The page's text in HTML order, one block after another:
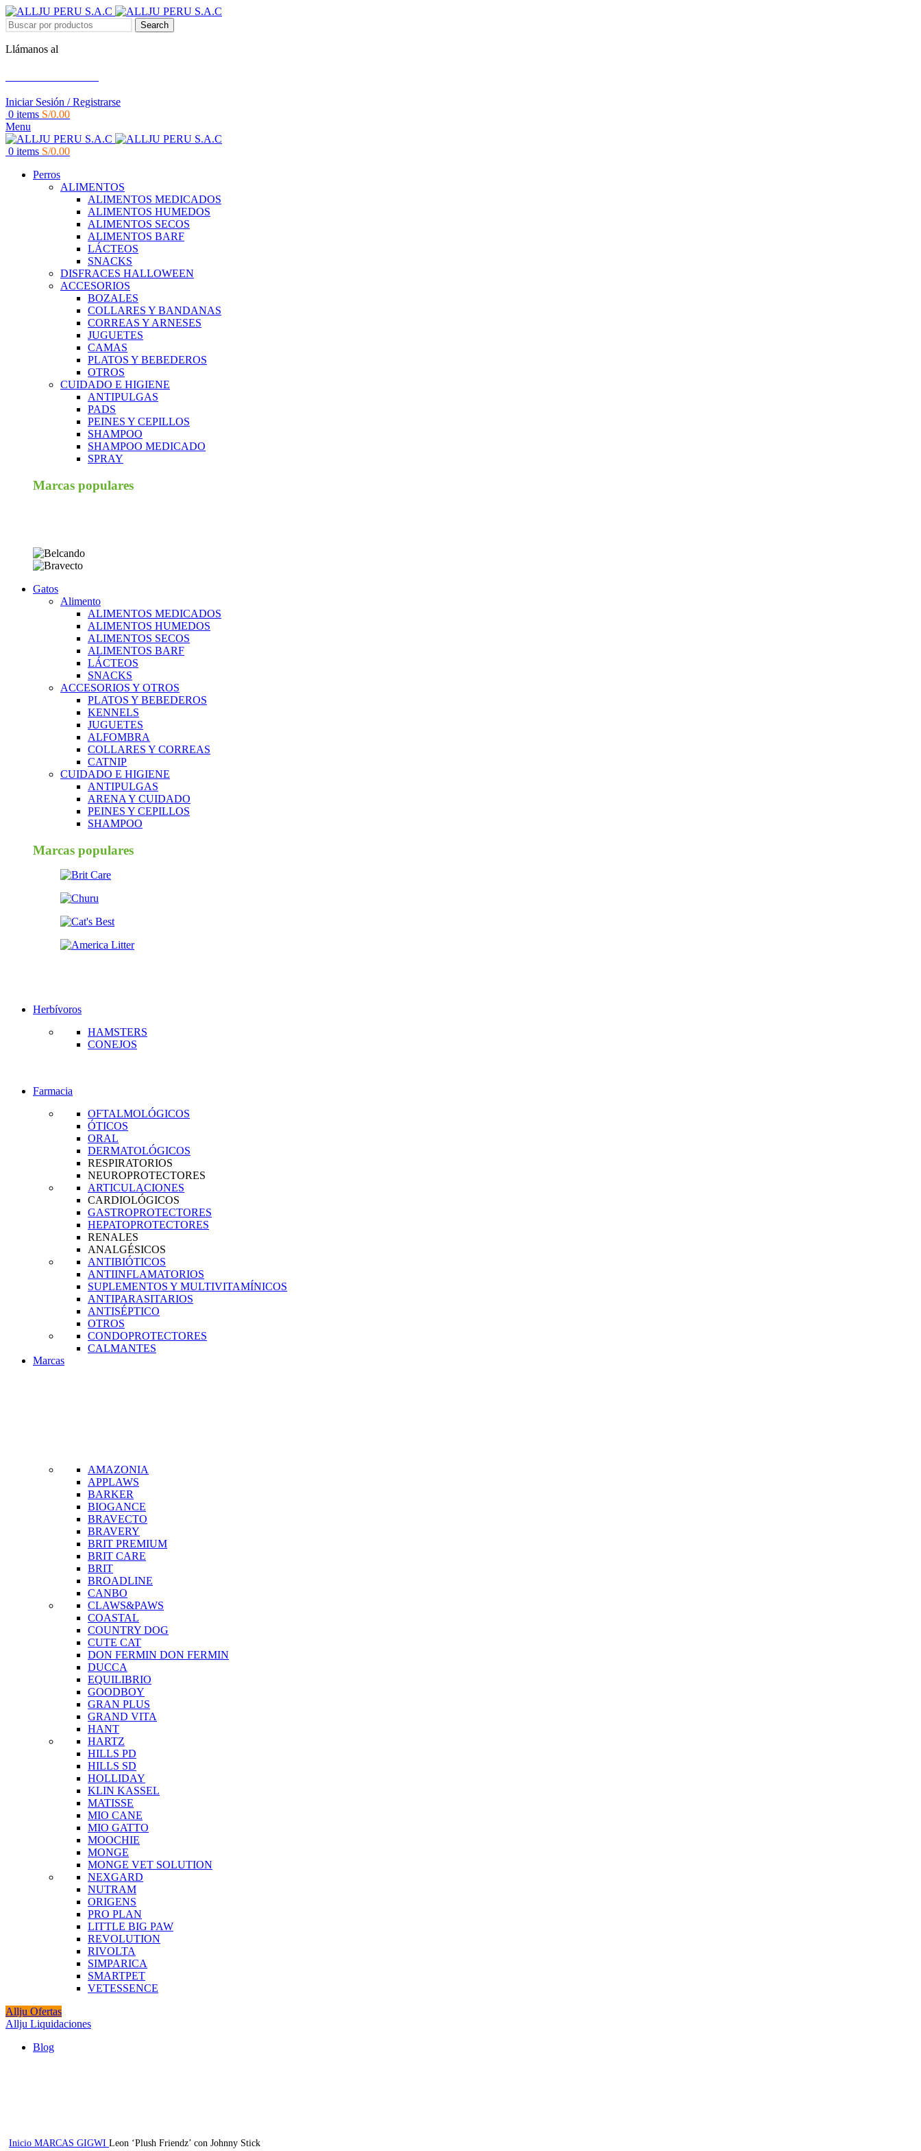
Search
Llámanos al
Iniciar Sesión / Registrarse
0 items S/0.00
Menu
0 items S/0.00
Perros
ALIMENTOS
ALIMENTOS MEDICADOS
ALIMENTOS HUMEDOS
ALIMENTOS SECOS
ALIMENTOS BARF
LÁCTEOS
SNACKS
DISFRACES HALLOWEEN
ACCESORIOS
BOZALES
COLLARES Y BANDANAS
CORREAS Y ARNESES
JUGUETES
CAMAS
PLATOS Y BEBEDEROS
OTROS
CUIDADO E HIGIENE
ANTIPULGAS
PADS
PEINES Y CEPILLOS
SHAMPOO
SHAMPOO MEDICADO
SPRAY
Marcas populares
Gatos
Alimento
ALIMENTOS MEDICADOS
ALIMENTOS HUMEDOS
ALIMENTOS SECOS
ALIMENTOS BARF
LÁCTEOS
SNACKS
ACCESORIOS Y OTROS
PLATOS Y BEBEDEROS
KENNELS
JUGUETES
ALFOMBRA
COLLARES Y CORREAS
CATNIP
CUIDADO E HIGIENE
ANTIPULGAS
ARENA Y CUIDADO
PEINES Y CEPILLOS
SHAMPOO
Marcas populares
Herbívoros
HAMSTERS
CONEJOS
Farmacia
OFTALMOLÓGICOS
ÓTICOS
ORAL
DERMATOLÓGICOS
RESPIRATORIOS
NEUROPROTECTORES
ARTICULACIONES
CARDIOLÓGICOS
GASTROPROTECTORES
HEPATOPROTECTORES
RENALES
ANALGÉSICOS
ANTIBIÓTICOS
ANTIINFLAMATORIOS
SUPLEMENTOS Y MULTIVITAMÍNICOS
ANTIPARASITARIOS
ANTISÉPTICO
OTROS
CONDOPROTECTORES
CALMANTES
Marcas
AMAZONIA
APPLAWS
BARKER
BIOGANCE
BRAVECTO
BRAVERY
BRIT PREMIUM
BRIT CARE
BRIT
BROADLINE
CANBO
CLAWS&PAWS
COASTAL
COUNTRY DOG
CUTE CAT
DON FERMIN DON FERMIN
DUCCA
EQUILIBRIO
GOODBOY
GRAN PLUS
GRAND VITA
HANT
HARTZ
HILLS PD
HILLS SD
HOLLIDAY
KLIN KASSEL
MATISSE
MIO CANE
MIO GATTO
MOOCHIE
MONGE
MONGE VET SOLUTION
NEXGARD
NUTRAM
ORIGENS
PRO PLAN
LITTLE BIG PAW
REVOLUTION
RIVOLTA
SIMPARICA
SMARTPET
VETESSENCE
Allju Ofertas
Allju Liquidaciones
Blog
Inicio MARCAS GIGWI Leon ‘Plush Friendz’ con Johnny Stick